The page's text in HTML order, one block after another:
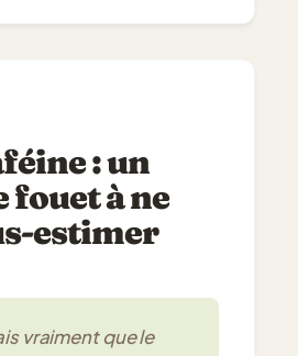
: un
fouet à ne
estimer
vraiment que le